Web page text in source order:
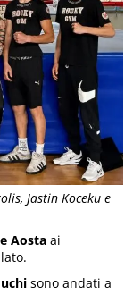
Jastin Koceku e
Aosta ai
sono andati a